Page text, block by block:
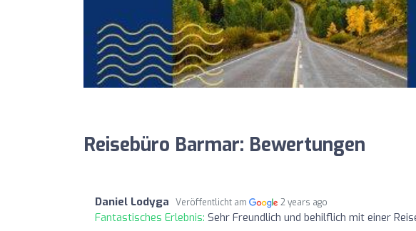
Reisebüro Barmar: Bewertungen
Daniel Lodyga Veröffentlicht am 2 years ago
Fantastisches Erlebnis: Sehr Freundlich und behilflich mit einer